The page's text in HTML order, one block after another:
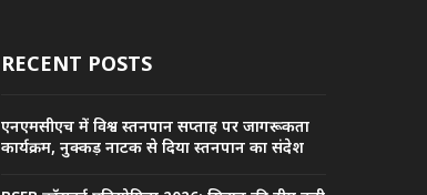
RECENT POSTS
एनएमसीएच में विश्व स्तनपान सप्ताह पर जागरूकता
कार्यक्रम, नुक्कड़ नाटक से दिया स्तनपान का संदेश